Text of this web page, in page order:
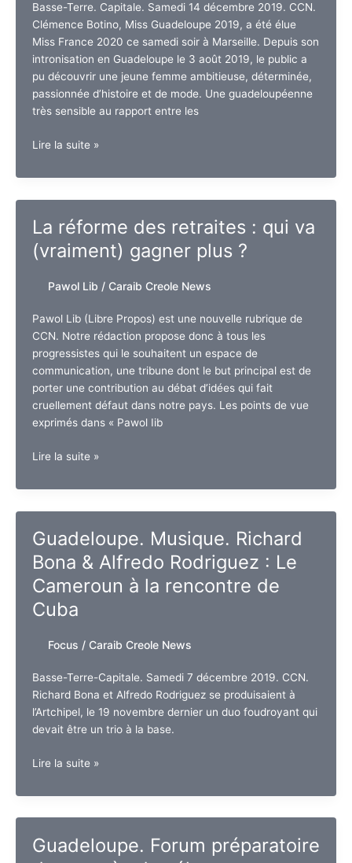
Basse-Terre. Capitale. Samedi 14 décembre 2019. CCN.
Clémence Botino, Miss Guadeloupe 2019, a été élue
Miss France 2020 ce samedi soir à Marseille. Depuis son
intronisation en Guadeloupe le 3 août 2019, le public a
pu découvrir une jeune femme ambitieuse, déterminée,
passionnée d’histoire et de mode. Une guadeloupéenne
très sensible au rapport entre les
Guadeloupe.
de
Clémence
Botino
France
et
Ophély
Mézino
première
dauphine
de
Miss
Lire la suite »
La réforme des retraites : qui va
(vraiment) gagner plus ?
Pawol Lib / Caraib Creole News
Pawol Lib (Libre Propos) est une nouvelle rubrique de
CCN. Notre rédaction propose donc à tous les
progressistes qui le souhaitent un espace de
communication, une tribune dont le but principal est de
porter une contribution au débat d’idées qui fait
cruellement défaut dans notre pays. Les points de vue
exprimés dans « Pawol Iib
La
des
qui
va
(vraiment)
gagner
plus
Lire la suite »
Guadeloupe. Musique. Richard
Bona & Alfredo Rodriguez : Le
Cameroun à la rencontre de
Cuba
Focus / Caraib Creole News
Basse-Terre-Capitale. Samedi 7 décembre 2019. CCN.
Richard Bona et Alfredo Rodriguez se produisaient à
l’Artchipel, le 19 novembre dernier un duo foudroyant qui
devait être un trio à la base.
Guadeloupe.
Richard
Alfredo
Lire la suite »
Guadeloupe. Forum préparatoire